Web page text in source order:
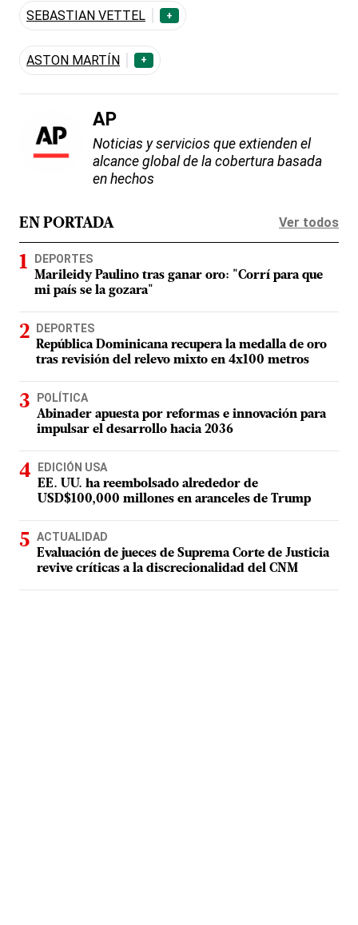
SEBASTIAN VETTEL +
ASTON MARTÍN +
AP
Noticias y servicios que extienden el
alcance global de la cobertura basada
en hechos
EN PORTADA Ver todos
DEPORTES
Marileidy Paulino tras ganar oro: "Corrí para que
mi país se la gozara"
DEPORTES
República Dominicana recupera la medalla de oro
tras revisión del relevo mixto en 4x100 metros
POLÍTICA
Abinader apuesta por reformas e innovación para
impulsar el desarrollo hacia 2036
EDICIÓN USA
EE. UU. ha reembolsado alrededor de
USD$100,000 millones en aranceles de Trump
ACTUALIDAD
Evaluación de jueces de Suprema Corte de Justicia
revive críticas a la discrecionalidad del CNM